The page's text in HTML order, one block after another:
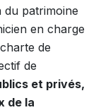
patrimoine
en charge
de
de
et privés,
de la